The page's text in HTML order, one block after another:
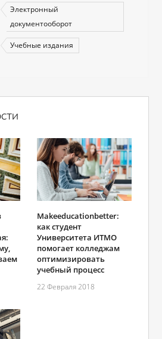
Электронный
документооборот
Учебные издания
Makeeducationbetter:
как студент
Университета ИТМО
помогает колледжам
оптимизировать
учебный процесс
22 Февраля 2018